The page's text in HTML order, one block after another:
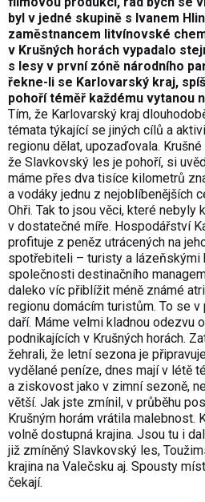
byl v jedné skupině s Ivanem
zaměstnancem litvínovské
v Krušných horách vypadalo
s lesy v první zóně národního
řekne-li se Karlovarský kraj,
pohoří téměř každému vytanou
Tím, že Karlovarský kraj
témata týkající se jiných cílů a
regionu dělat, upozaďovala.
že Slavkovský les je pohoří, si
máme přes dva tisíce kilometrů
a vodáky jednu z nejoblíbenějších
Ohři. Tak to jsou věci, které nebyly
v dostatečné míře. Hospodářství
profituje z peněz utrácených na
spotřebiteli – turisty a lázeňskými
společnosti destinačního
daleko víc přiblížit méně známé
regionu domácím turistům. To se
daří. Máme velmi kladnou odezvu
podnikajících v Krušných horách.
žehrali, že letní sezona je
vydělané peníze, dnes mají v létě
a ziskovost jako v zimní sezoně,
větší. Jak jste zmínil, v průběhu
Krušným horám vrátila malebnost.
volně dostupná krajina. Jsou tu i
již zmíněný Slavkovský les,
krajina na Valečsku aj. Spousty
čekají.